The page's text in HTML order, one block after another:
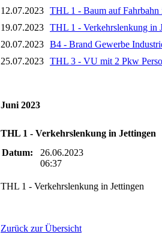
12.07.2023 THL 1 - Baum auf Fahrbahn
19.07.2023 THL 1 - Verkehrslenkung in
20.07.2023 B4 - Brand Gewerbe
25.07.2023 THL 3 - VU mit 2 Pkw
Juni 2023
THL 1 - Verkehrslenkung in Jettingen
Datum:
26.06.2023
06:37
THL 1 - Verkehrslenkung in Jettingen
Zurück zur Übersicht